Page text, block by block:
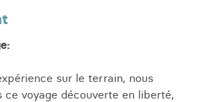
sur le terrain, nous
ce voyage découverte en liberté,